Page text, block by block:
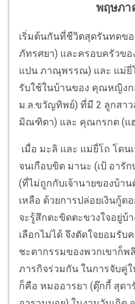
พฤษภา
เริ่มต้นกันที่ชีวิตสุดรันทดข
ภัทรศยา) และครอบครัวขอ
แปน ภาณุพรรณ) และ แม่ยี่
รับใช้ในบ้านของ คุณหญิง
ม.ล.ขวัญทิพย์) ที่มี 2 ลูกสา
มิณฑิตา) และ คุณกรกต (แฮ
เมื่อ มะลิ และ แม่ยี่โถ โด
จนเกือบขิต มานะ (เป้ อารั
(ที่ไม่ถูกกับเจ้านายของบ้าน
เหลือ ด้วยการปล่อยเงินกู้ด
จะรู้สึกตะขิดตะขวงใจอยู่บ้
เลือกไม่ได้ จึงตัดใจยอมรับ
ชะตากรรมของพวกเขาก็พ
ภารกิจร่วมกัน ในการจับคู่
ก็คือ หมออารยา (ตุ๊กกี้ สุด